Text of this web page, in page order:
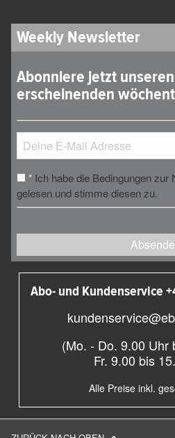
Weekly Newsletter
Abonniere jetzt
erscheinenden
* Ich habe die Bedingungen zur
gelesen und stimme diesen zu.
Abo- und Kundenservice
(Mo. - Do. 9.00 Uhr
Fr. 9.00 bis
Alle Preise inkl.